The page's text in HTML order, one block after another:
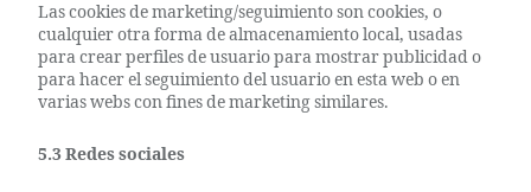
Las cookies de marketing/seguimiento son cookies, o
cualquier otra forma de almacenamiento local, usadas
para crear perfiles de usuario para mostrar publicidad o
para hacer el seguimiento del usuario en esta web o en
varias webs con fines de marketing similares.
5.3 Redes sociales